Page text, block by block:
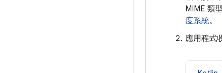
MIME 類
度系統。
應用程式